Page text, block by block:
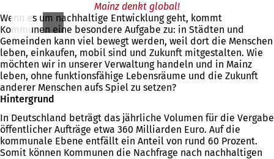
Mainz denkt global!
Wenn es um nachhaltige Entwicklung geht, kommt
Kommunen eine besondere Aufgabe zu: in Städten und
Gemeinden kann viel bewegt werden, weil dort die Menschen
leben, einkaufen, mobil sind und Zukunft mitgestalten. Wie
möchten wir in unserer Verwaltung handeln und in Mainz
leben, ohne funktionsfähige Lebensräume und die Zukunft
anderer Menschen aufs Spiel zu setzen?
Hintergrund
In Deutschland beträgt das jährliche Volumen für die Vergabe
öffentlicher Aufträge etwa 360 Milliarden Euro. Auf die
kommunale Ebene entfällt ein Anteil von rund 60 Prozent.
Somit können Kommunen die Nachfrage nach nachhaltigen